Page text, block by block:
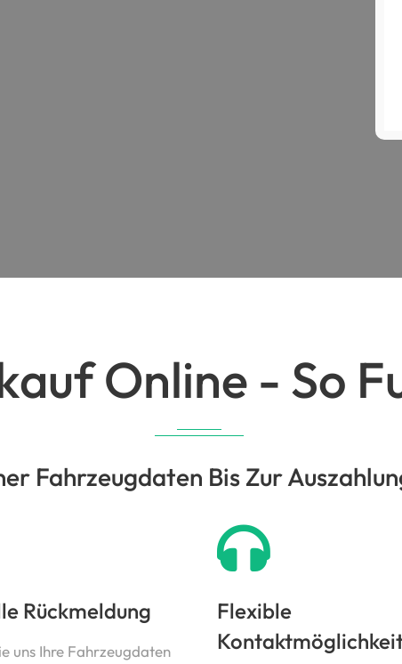
Online - So
Fahrzeugdaten Bis Zur
Rückmeldung
uns Ihre Fahrzeugdaten
Flexible